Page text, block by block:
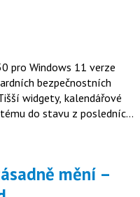
pro Windows 11 verze
bezpečnostních
widgety, kalendářové
do stavu z posledních
v rozsáhlém